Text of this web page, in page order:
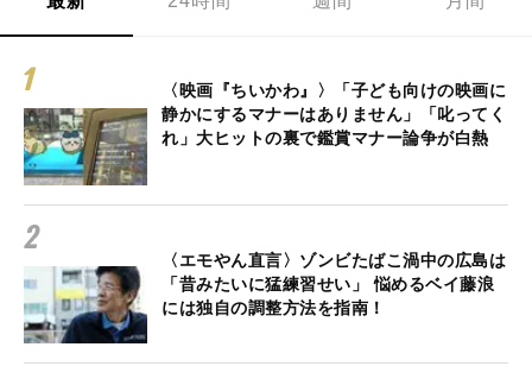
〈映画『ちいかわ』〉「子ども向けの映画に
静かにするマナーはありません」「叱ってく
れ」大ヒットの裏で鑑賞マナー論争が白熱
〈エモやん直言〉ゾンビたばこ渦中の広島は
「昔みたいに猛練習せい」 悩めるベイ藤浪
には独自の調整方法を指南！